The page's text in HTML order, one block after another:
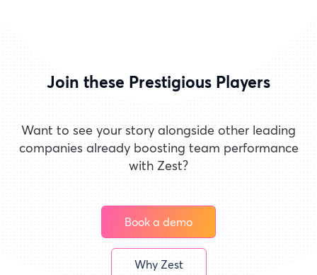
Join these Prestigious Players
Want to see your story alongside other leading
companies already boosting team performance
with Zest?
Why Zest
Book a demo